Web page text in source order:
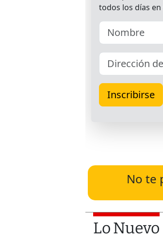
No te
Lo Nuevo